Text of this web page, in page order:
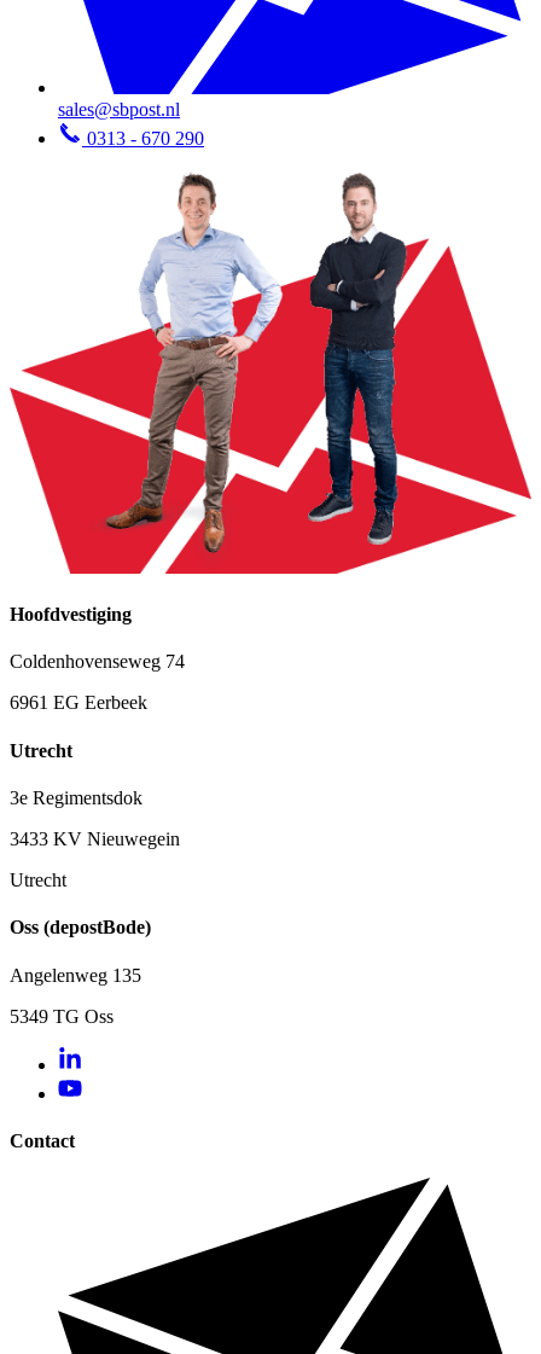
sales@sbpost.nl
0313 - 670 290
Hoofdvestiging
Coldenhovenseweg 74
6961 EG Eerbeek
Utrecht
3e Regimentsdok
3433 KV Nieuwegein
Utrecht
Oss (depostBode)
Angelenweg 135
5349 TG Oss
Contact